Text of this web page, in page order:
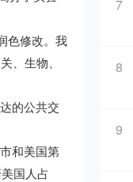
色修改。我
、生物、
的公共交
和美国第
国人占
7
8
9